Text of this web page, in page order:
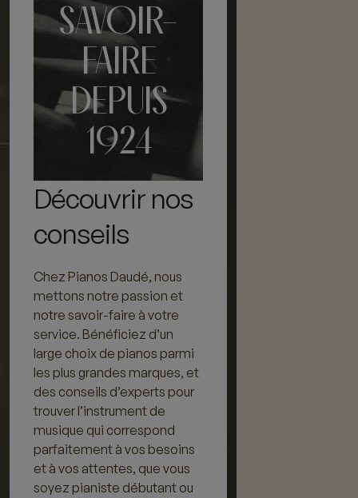
SAVOIR-
FAIRE
DEPUIS
1924
Découvrir nos
conseils
Chez Pianos Daudé, nous
mettons notre passion et
notre savoir-faire à votre
service. Bénéficiez d’un
large choix de pianos parmi
les plus grandes marques, et
des conseils d’experts pour
trouver l’instrument de
musique qui correspond
parfaitement à vos besoins
et à vos attentes, que vous
soyez pianiste débutant ou